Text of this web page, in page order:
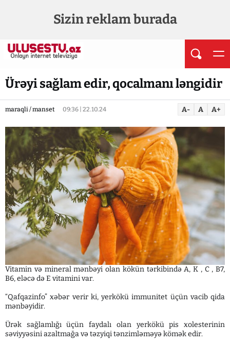
Sizin reklam burada
Ürəyi sağlam edir, qocalmanı ləngidir
maraqli / manset 09:36 | 22.10.24 A- A A+
Vitamin və mineral mənbəyi olan kökün tərkibində A, K , C , B7,
B6, eləcə də E vitamini var.
“Qafqazinfo” xəbər verir ki, yerkökü immunitet üçün vacib qida
mənbəyidir.
Ürək sağlamlığı üçün faydalı olan yerkökü pis xolesterinin
səviyyəsini azaltmağa və təzyiqi tənzimləməyə kömək edir.